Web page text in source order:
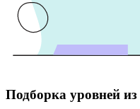
Подборка уровней из